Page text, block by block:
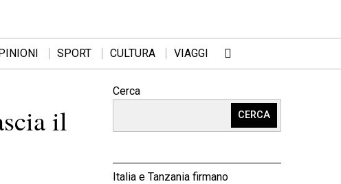
SPORT CULTURA VIAGGI
il
Cerca
CERCA
Italia e Tanzania firmano